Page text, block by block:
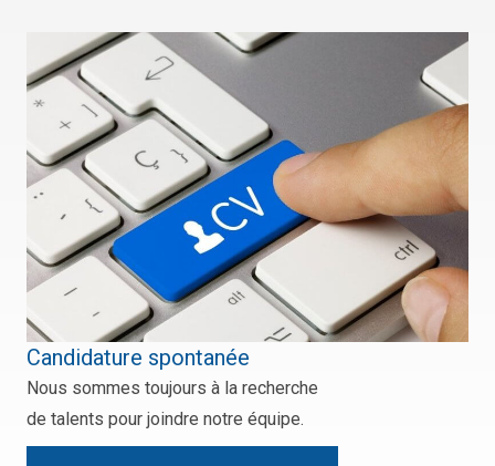
Candidature spontanée
Nous sommes toujours à la recherche
de talents pour joindre notre équipe.